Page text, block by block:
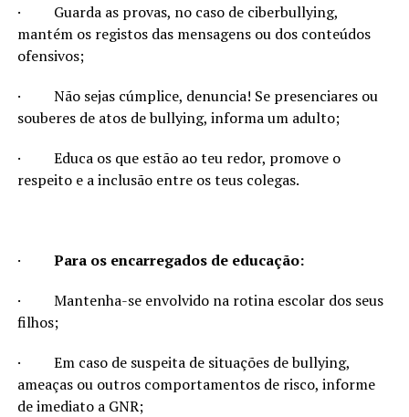
· Guarda as provas, no caso de ciberbullying,
mantém os registos das mensagens ou dos conteúdos
ofensivos;
· Não sejas cúmplice, denuncia! Se presenciares ou
souberes de atos de bullying, informa um adulto;
· Educa os que estão ao teu redor, promove o
respeito e a inclusão entre os teus colegas.
· Para osencarregados de educação:
· Mantenha-se envolvido na rotina escolar dos seus
filhos;
· Em caso de suspeita de situações de bullying,
ameaças ou outros comportamentos de risco, informe
de imediato a GNR;